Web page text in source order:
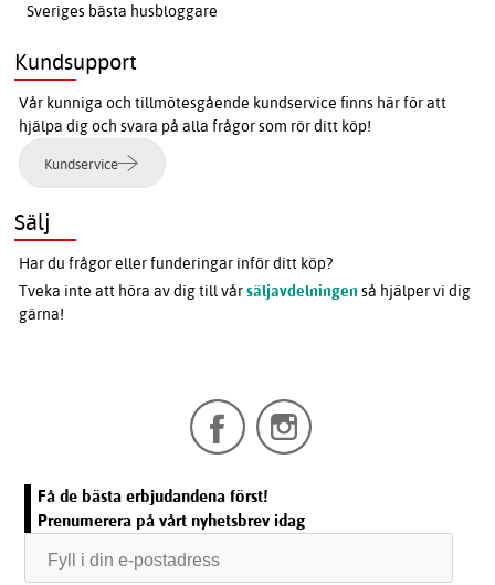
Sveriges bästa husbloggare
Kundsupport
Vår kunniga och tillmötesgående kundservice finns här för att
hjälpa dig och svara på alla frågor som rör ditt köp!
Kundservice
Sälj
Har du frågor eller funderingar inför ditt köp?
Tveka inte att höra av dig till vårsäljavdelningen så hjälper vi dig
gärna!
Få de bästa erbjudandena först!
Prenumerera på vårt nyhetsbrev idag